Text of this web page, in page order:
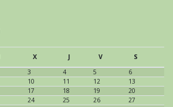
X J V
S
3 4 5
6
10 11 12
13
17 18 19
20
24 25 26
27